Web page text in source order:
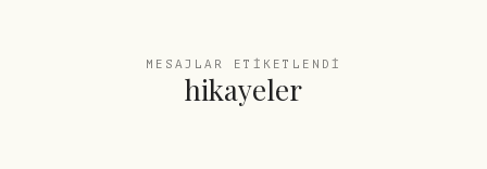
MESAJLAR ETIKETLENDI
hikayeler